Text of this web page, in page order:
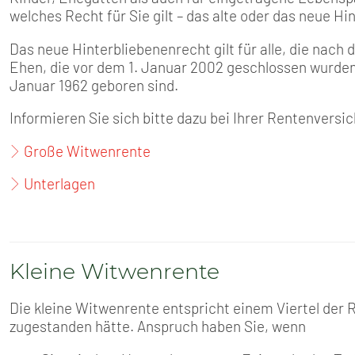
TARIF
SERVICE
MITGLIEDSCHAFT
PRESSE
welches Recht für Sie gilt – das alte oder das neue
Das neue Hinterbliebenenrecht gilt für alle, die nach
Ehen, die vor dem 1. Januar 2002 geschlossen
Januar 1962 geboren sind.
Informieren Sie sich bitte dazu bei Ihrer
Große Witwenrente
Unterlagen
Kleine Witwenrente
Die kleine Witwenrente entspricht einem Viertel der
zugestanden hätte. Anspruch haben Sie, wenn